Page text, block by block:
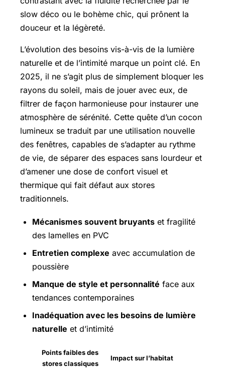
slow déco ou le bohème chic, qui prônent la
douceur et la légèreté.
L’évolution des besoins vis-à-vis de la lumière
naturelle et de l’intimité marque un point clé. En
2025, il ne s’agit plus de simplement bloquer les
rayons du soleil, mais de jouer avec eux, de
filtrer de façon harmonieuse pour instaurer une
atmosphère de sérénité. Cette quête d’un cocon
lumineux se traduit par une utilisation nouvelle
des fenêtres, capables de s’adapter au rythme
de vie, de séparer des espaces sans lourdeur et
d’amener une dose de confort visuel et
thermique qui fait défaut aux stores
traditionnels.
Mécanismes souvent bruyants et fragilité
des lamelles en PVC
Entretien complexe avec accumulation de
poussière
Manque de style et personnalité face aux
tendances contemporaines
Inadéquation avec les besoins de lumière
naturelle et d’intimité
Points faibles des
stores classiques
Impact sur l’habitat